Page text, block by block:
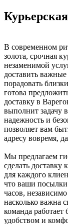
В современном
золота, срочная
незаменимой
доставить
порадовать
готова
доставку в
выполнит задачу
надежность и
позволяет вам
адресу вовремя,
Мы предлагаем
сделать доставку
для каждого
что ваши посылки
часов,
насколько важна
команда
удобством и